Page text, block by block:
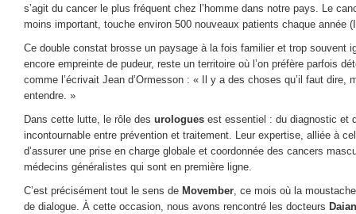
s’agit du cancer le plus fréquent chez l’homme dans notre pays. Le
moins important, touche environ 500 nouveaux patients chaque année
Ce double constat brosse un paysage à la fois familier et trop souvent
encore empreinte de pudeur, reste un territoire où l’on préfère parfois
comme l’écrivait Jean d’Ormesson : « Il y a des choses qu’il faut dire,
entendre. »
Dans cette lutte, le rôle des urologues est essentiel : du diagnostic et
incontournable entre prévention et traitement. Leur expertise, alliée à
d’assurer une prise en charge globale et coordonnée des cancers
médecins généralistes qui sont en première ligne.
C’est précisément tout le sens de Movember, ce mois où la
de dialogue. À cette occasion, nous avons rencontré les docteurs